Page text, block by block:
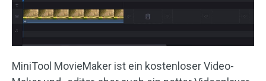
MiniTool MovieMaker ist ein kostenloser Video-